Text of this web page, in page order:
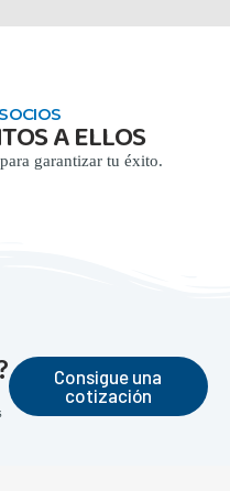
A ELLOS
garantizar tu éxito.
Consigue una
cotización